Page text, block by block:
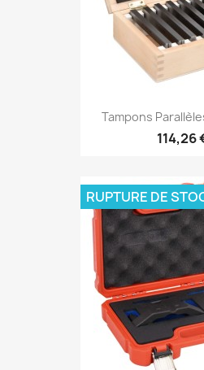
Tampons
114,26
RUPTURE DE